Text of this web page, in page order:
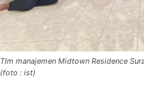
TIm manajemen Midtown Residence
(foto : ist)